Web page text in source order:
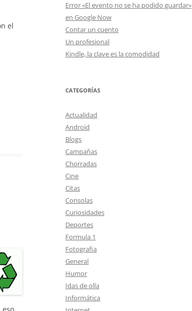
el
Error «El evento no se ha podido guardar»
en Google Now
Contar un cuento
Un profesional
Kindle, la clave es la comodidad
CATEGORÍAS
Actualidad
Android
Blogs
Campañas
Chorradas
Cine
Citas
Consolas
Curiosidades
Deportes
Formula 1
Fotografia
General
Humor
Idas de olla
Informática